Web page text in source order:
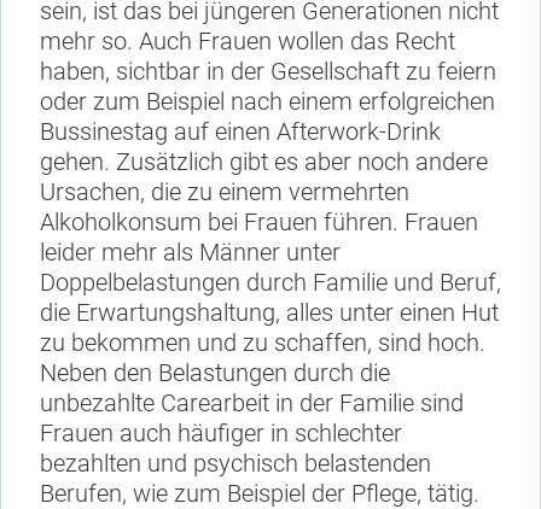
sein, ist das bei jüngeren Generationen nicht
mehr so. Auch Frauen wollen das Recht
haben, sichtbar in der Gesellschaft zu feiern
oder zum Beispiel nach einem erfolgreichen
Bussinestag auf einen Afterwork-Drink
gehen. Zusätzlich gibt es aber noch andere
Ursachen, die zu einem vermehrten
Alkoholkonsum bei Frauen führen. Frauen
leider mehr als Männer unter
Doppelbelastungen durch Familie und Beruf,
die Erwartungshaltung, alles unter einen Hut
zu bekommen und zu schaffen, sind hoch.
Neben den Belastungen durch die
unbezahlte Carearbeit in der Familie sind
Frauen auch häufiger in schlechter
bezahlten und psychisch belastenden
Berufen, wie zum Beispiel der Pflege, tätig.